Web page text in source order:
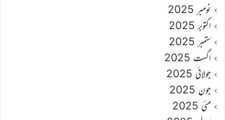
نومبر 2025
اکتوبر 2025
ستمبر 2025
اگست 2025
جولائی 2025
جون 2025
مئی 2025